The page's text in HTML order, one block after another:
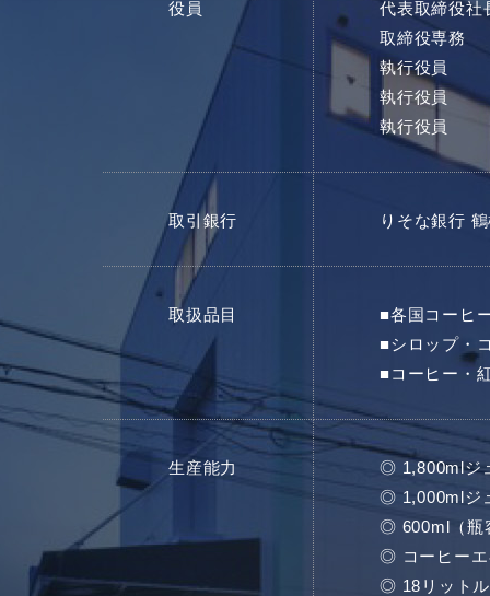
役員
代表取締役
取締役専
執行役員
執行役員
執行役員
取引銀行 りそな銀行
取扱品目
■各国コーヒ
■シロップ・
■コーヒー・
生産能力
◎ 1,800mlジ
◎ 1,000mlジ
◎ 600ml（瓶
◎ コーヒーエ
◎ 18リット